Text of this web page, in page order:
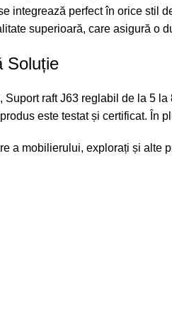
integrează perfect în orice stil
superioară, care asigură o
Soluție
raft J63 reglabil de la 5
este testat și certificat. În
a mobilierului, explorați și alte